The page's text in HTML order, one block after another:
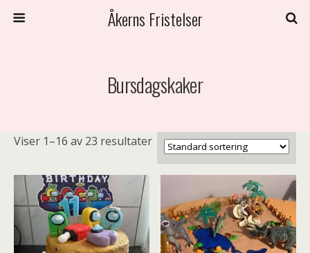
Åkerns Fristelser
Bursdagskaker
Viser 1–16 av 23 resultater